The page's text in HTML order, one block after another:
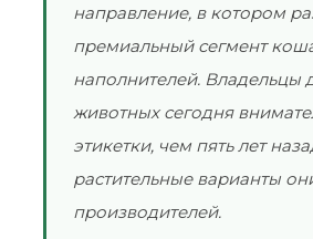
направление, в котором
премиальный сегмент
наполнителей. Владельцы
животных сегодня
этикетки, чем пять лет
растительные варианты
производителей.